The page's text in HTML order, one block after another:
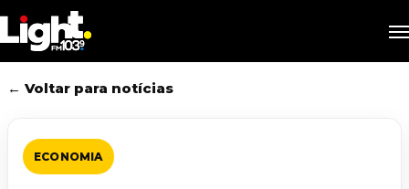
to
main
content
← Voltar para notícias
ECONOMIA